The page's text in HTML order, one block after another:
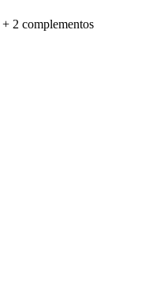
2 complementos